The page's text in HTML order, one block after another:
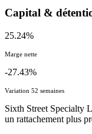
Capital &
25.24%
Marge nette
-27.43%
Variation 52 semaines
Sixth Street Specialty
un rattachement plus